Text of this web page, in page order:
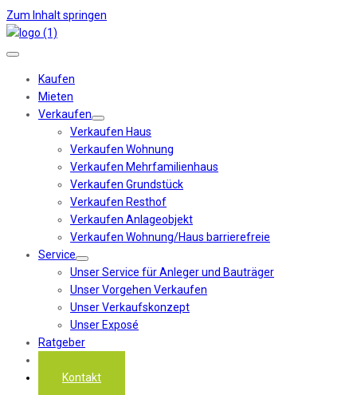
Zum Inhalt springen
Kaufen
Mieten
Verkaufen
Verkaufen Haus
Verkaufen Wohnung
Verkaufen Mehrfamilienhaus
Verkaufen Grundstück
Verkaufen Resthof
Verkaufen Anlageobjekt
Verkaufen Wohnung/Haus barrierefreie
Service
Unser Service für Anleger und Bauträger
Unser Vorgehen Verkaufen
Unser Verkaufskonzept
Unser Exposé
Ratgeber
Kontakt